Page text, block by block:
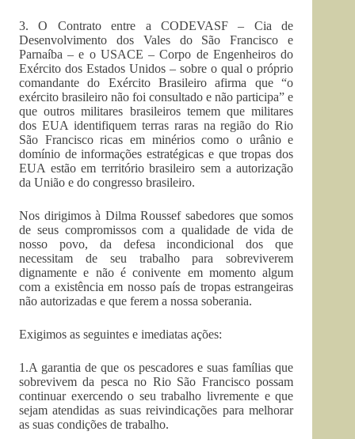
3. O Contrato entre a CODEVASF – Cia de
Desenvolvimento dos Vales do São Francisco e
Parnaíba – e o USACE – Corpo de Engenheiros do
Exército dos Estados Unidos – sobre o qual o próprio
comandante do Exército Brasileiro afirma que “o
exército brasileiro não foi consultado e não participa” e
que outros militares brasileiros temem que militares
dos EUA identifiquem terras raras na região do Rio
São Francisco ricas em minérios como o urânio e
domínio de informações estratégicas e que tropas dos
EUA estão em território brasileiro sem a autorização
da União e do congresso brasileiro.
Nos dirigimos à Dilma Roussef sabedores que somos
de seus compromissos com a qualidade de vida de
nosso povo, da defesa incondicional dos que
necessitam de seu trabalho para sobreviverem
dignamente e não é conivente em momento algum
com a existência em nosso país de tropas estrangeiras
não autorizadas e que ferem a nossa soberania.
Exigimos as seguintes e imediatas ações:
1.A garantia de que os pescadores e suas famílias que
sobrevivem da pesca no Rio São Francisco possam
continuar exercendo o seu trabalho livremente e que
sejam atendidas as suas reivindicações para melhorar
as suas condições de trabalho.